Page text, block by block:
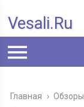
Vesali.ru
Главная › Обзоры